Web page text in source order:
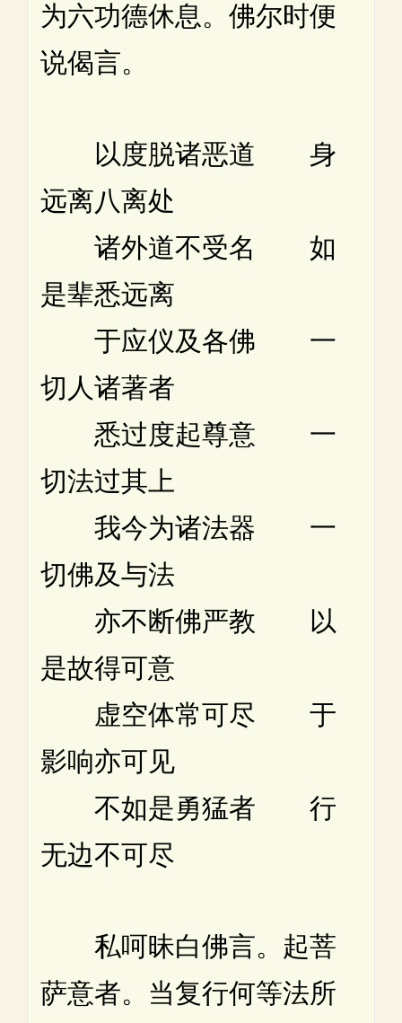
为六功德休息。佛尔时便
说偈言。
以度脱诸恶道 身
远离八离处
诸外道不受名 如
是辈悉远离
于应仪及各佛 一
切人诸著者
悉过度起尊意 一
切法过其上
我今为诸法器 一
切佛及与法
亦不断佛严教 以
是故得可意
虚空体常可尽 于
影响亦可见
不如是勇猛者 行
无边不可尽
私呵昧白佛言。起菩
萨意者。当复行何等法所